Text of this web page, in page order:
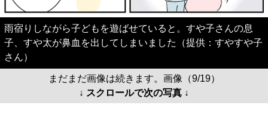
雨宿りしながら子どもを遊ばせていると。すや子さんの息
子、すや太が鼻血を出してしまいました（提供：すやすや子
さん）
まだまだ画像は続きます。画像（9/19）
↓ スクロールで次の写真 ↓